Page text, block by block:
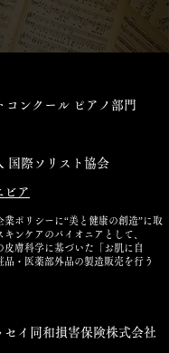
コンクール ピアノ部門
国際ソリスト協会
ビア
業ポリシーに“美と健康の創造”に取
キンケアのパイオニアとして、
膚科学に基づいた「お肌に自
品・医薬部外品の製造販売を行う
イ同和損害保険株式会社